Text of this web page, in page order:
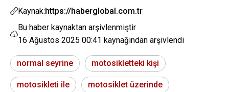
Kaynak:https://haberglobal.com.tr
Bu haber kaynaktan arşivlenmiştir
16 Ağustos 2025 00:41 kaynağından arşivlendi
normal seyrine motosikletteki kişi
motosikleti ile motosiklet üzerinde